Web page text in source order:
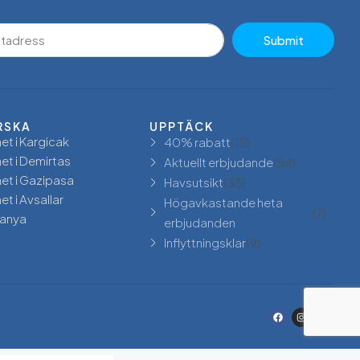
Submit
i Kargicak
i Demirtas
i Gazipasa
i Avsallar
UPPTÄCK
40% rabatt(15)
Aktuellt erbjudande(54)
Havsutsikt(33)
Högavkastande heta
erbjudanden
(7)
Inflyttningsklar(9)